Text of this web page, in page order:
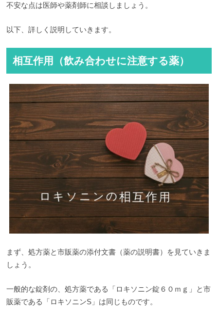
不安な点は医師や薬剤師に相談しましょう。
以下、詳しく説明していきます。
相互作用（飲み合わせに注意する薬）
まず、処方薬と市販薬の添付文書（薬の説明書）を見ていきま
しょう。
一般的な錠剤の、処方薬である「ロキソニン錠６０ｍｇ」と市
販薬である「ロキソニンS」は同じものです。